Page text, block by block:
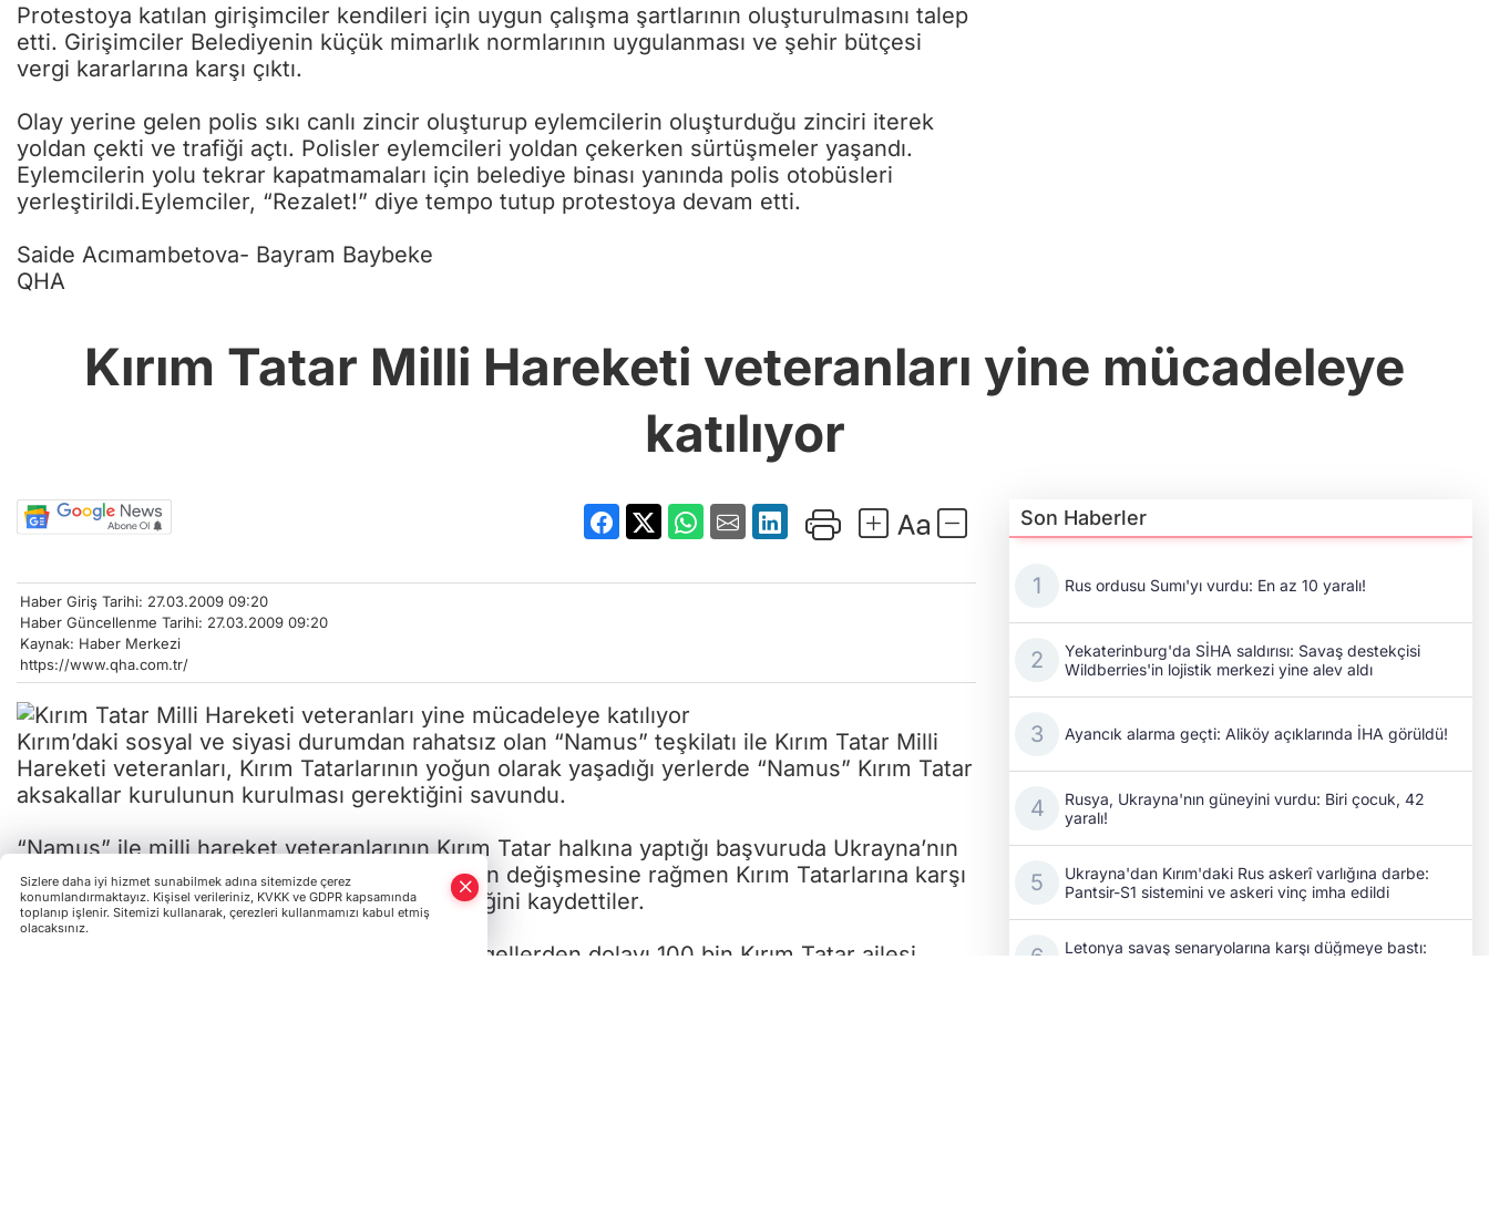
Protestoya katılan girişimciler kendileri için uygun çalışma şartlarının oluşturulmasını talep
etti. Girişimciler Belediyenin küçük mimarlık normlarının uygulanması ve şehir bütçesi
vergi kararlarına karşı çıktı.
Olay yerine gelen polis sıkı canlı zincir oluşturup eylemcilerin oluşturduğu zinciri iterek
yoldan çekti ve trafiği açtı. Polisler eylemcileri yoldan çekerken sürtüşmeler yaşandı.
Eylemcilerin yolu tekrar kapatmamaları için belediye binası yanında polis otobüsleri
yerleştirildi.Eylemciler, “Rezalet!” diye tempo tutup protestoya devam etti.
Saide Acımambetova- Bayram Baybeke
QHA
Kırım Tatar Milli Hareketi veteranları yine mücadeleye
katılıyor
Haber Giriş Tarihi: 27.03.2009 09:20
Haber Güncellenme Tarihi: 27.03.2009 09:20
Kaynak: Haber Merkezi
https://www.qha.com.tr/
Kırım’daki sosyal ve siyasi durumdan rahatsız olan “Namus” teşkilatı ile Kırım Tatar Milli
Hareketi veteranları, Kırım Tatarlarının yoğun olarak yaşadığı yerlerde “Namus” Kırım Tatar
aksakallar kurulunun kurulması gerektiğini savundu.
“Namus” ile milli hareket veteranlarının Kırım Tatar halkına yaptığı başvuruda Ukrayna’nın
bağımsızlığını ilan etmesiyle devlet sisteminin değişmesine rağmen Kırım Tatarlarına karşı
sergilenen önyargılı davranışların değişmediğini kaydettiler.
Açıklamada “Ukrayna devletinin koyduğu engellerden dolayı 100 bin Kırım Tatar ailesi
Son Haberler
Rus ordusu Sumı'yı vurdu: En az 10 yaralı!
Yekaterinburg'da SİHA saldırısı: Savaş destekçisi
Wildberries'in lojistik merkezi yine alev aldı
Ayancık alarma geçti: Aliköy açıklarında İHA görüldü!
Rusya, Ukrayna'nın güneyini vurdu: Biri çocuk, 42
yaralı!
Ukrayna'dan Kırım'daki Rus askerî varlığına darbe:
Pantsir-S1 sistemini ve askeri vinç imha edildi
Letonya savaş senaryolarına karşı düğmeye bastı:
Sizlere daha iyi hizmet sunabilmek adına sitemizde çerez
konumlandırmaktayız. Kişisel verileriniz, KVKK ve GDPR kapsamında
toplanıp işlenir. Sitemizi kullanarak, çerezleri kullanmamızı kabul etmiş
olacaksınız.